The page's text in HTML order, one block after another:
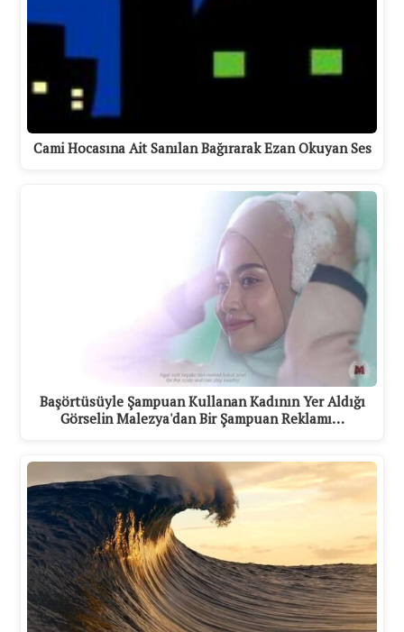
Cami Hocasına Ait Sanılan Bağırarak Ezan Okuyan Ses
Başörtüsüyle Şampuan Kullanan Kadının Yer Aldığı
Görselin Malezya'dan Bir Şampuan Reklamı…